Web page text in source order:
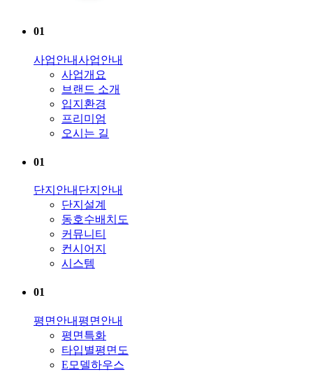
01
사업안내사업안내
사업개요
브랜드 소개
입지환경
프리미엄
오시는 길
01
단지안내 단지안내
단지설계
동호수배치도
커뮤니티
컨시어지
시스템
01
평면안내평면안내
평면특화
타입별평면도
E모델하우스